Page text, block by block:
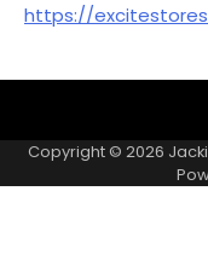
https://
Copyright © 2026